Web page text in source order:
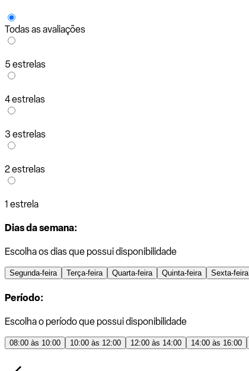
Todas as avaliações
5 estrelas
4 estrelas
3 estrelas
2 estrelas
1 estrela
Dias da semana:
Escolha os dias que possui disponibilidade
Segunda-feira Terça-feira Quarta-feira Quinta-feira Sexta-feira
Período:
Escolha o período que possui disponibilidade
08:00 às 10:00 10:00 às 12:00 12:00 às 14:00 14:00 às 16:00